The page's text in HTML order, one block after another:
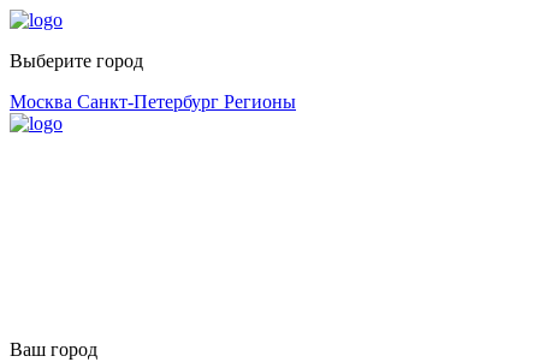
Выберите город
Москва Санкт-Петербург Регионы
Ваш город